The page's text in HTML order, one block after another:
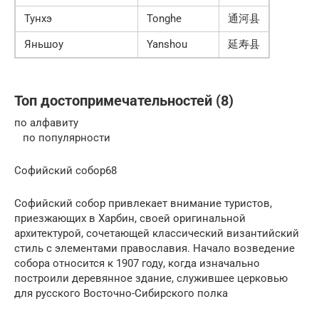
Тунхэ
Tonghe
通河县
Яньшоу
Yanshou 延寿县
Топ достопримечательностей (8)
по алфавиту
по популярности
Софийский собор68
Софийский собор привлекает внимание туристов,
приезжающих в Харбин, своей оригинальной
архитектурой, сочетающей классический византийский
стиль с элементами православия. Начало возведение
собора относится к 1907 году, когда изначально
построили деревянное здание, служившее церковью
для русского Восточно-Сибирского полка